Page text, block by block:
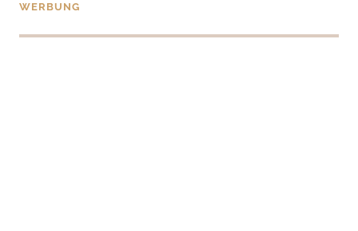
WERBUNG